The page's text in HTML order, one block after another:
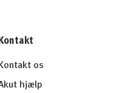
Kontakt
Kontakt os
hjælp